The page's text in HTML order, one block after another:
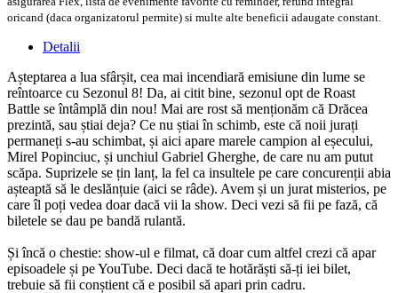
oricand (daca organizatorul permite) si multe alte beneficii adaugate constant.
Detalii
Așteptarea a lua sfârșit, cea mai incendiară emisiune din lume se
reîntoarce cu Sezonul 8! Da, ai citit bine, sezonul opt de Roast
Battle se întâmplă din nou! Mai are rost să menționăm că Drăcea
prezintă, sau știai deja? Ce nu știai în schimb, este că noii jurați
permaneți s-au schimbat, și aici apare marele campion al eșecului,
Mirel Popinciuc, și unchiul Gabriel Gherghe, de care nu am putut
scăpa. Suprizele se țin lanț, la fel ca insultele pe care concurenții abia
așteaptă să le deslănțuie (aici se râde). Avem și un jurat misterios, pe
care îl poți vedea doar dacă vii la show. Deci vezi să fii pe fază, că
biletele se dau pe bandă rulantă.
Și încă o chestie: show-ul e filmat, că doar cum altfel crezi că apar
episoadele și pe YouTube. Deci dacă te hotărăști să-ți iei bilet,
trebuie să fii conștient că e posibil să apari prin cadru.